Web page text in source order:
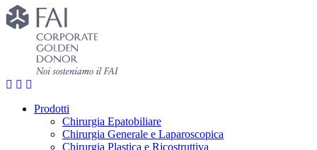
Prodotti
Chirurgia Epatobiliare
Chirurgia Generale e Laparoscopica
Chirurgia Plastica e Ricostruttiva